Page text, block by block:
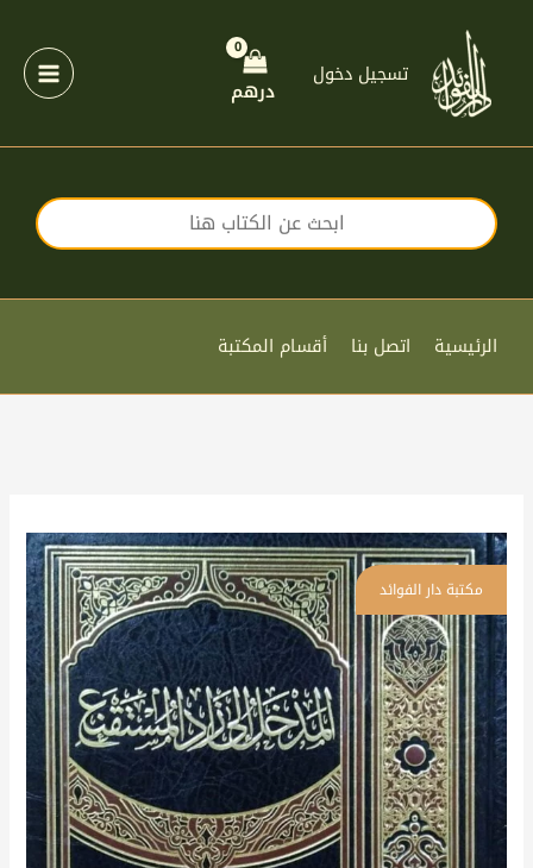
المحتوى
تسجيل دخول
درهم
الرئيسية اتصل بنا أقسام المكتبة
المدخل
إلى
زاد
المستقنع